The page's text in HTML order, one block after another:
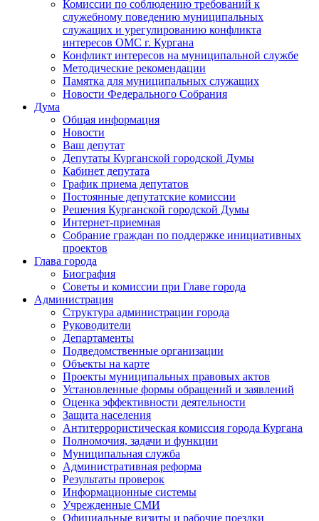
Комиссии по соблюдению требований к
служебному поведению муниципальных
служащих и урегулированию конфликта
интересов ОМС г. Кургана
Конфликт интересов на муниципальной службе
Методические рекомендации
Памятка для муниципальных служащих
Новости Федерального Cобрания
Дума
Общая информация
Новости
Ваш депутат
Депутаты Курганской городской Думы
Кабинет депутата
График приема депутатов
Постоянные депутатские комиссии
Решения Курганской городской Думы
Интернет-приемная
Собрание граждан по поддержке инициативных
проектов
Глава города
Биография
Советы и комиссии при Главе города
Администрация
Структура администрации города
Руководители
Департаменты
Подведомственные организации
Объекты на карте
Проекты муниципальных правовых актов
Установленные формы обращений и заявлений
Оценка эффективности деятельности
Защита населения
Антитеррористическая комиссия города Кургана
Полномочия, задачи и функции
Муниципальная служба
Административная реформа
Результаты проверок
Информационные системы
Учрежденные СМИ
Официальные визиты и рабочие поездки